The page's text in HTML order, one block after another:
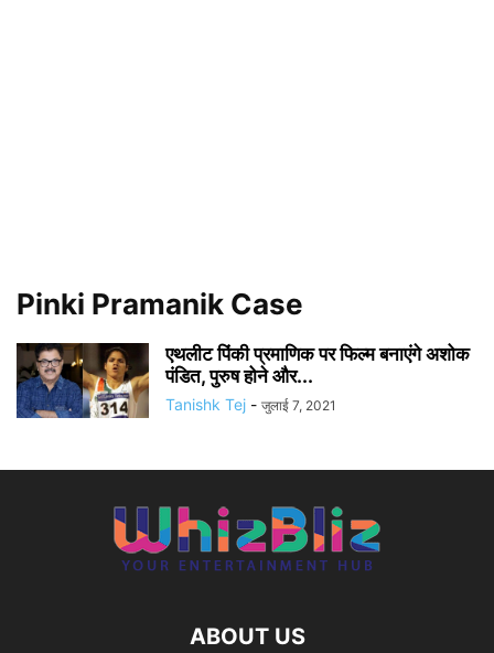
Pinki Pramanik Case
एथलीट पिंकी प्रमाणिक पर फिल्म बनाएंगे अशोक
पंडित, पुरुष होने और...
Tanishk Tej - जुलाई 7, 2021
ABOUT US